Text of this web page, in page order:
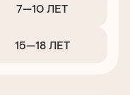
7—10 ЛЕТ
15—18 ЛЕТ